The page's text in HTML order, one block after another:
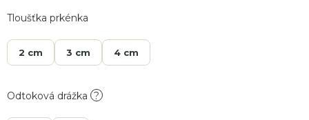
Tloušťka prkénka
2 cm 3 cm 4 cm
Odtoková drážka ?